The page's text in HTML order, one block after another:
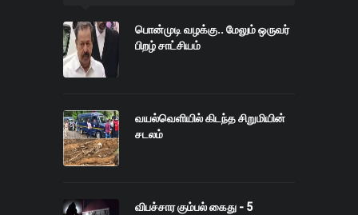
பொன்முடி வழக்கு.. மேலும் ஒருவர்
பிறழ் சாட்சியம்
வயல்வெளியில் கிடந்த சிறுமியின்
சடலம்
விபச்சார கும்பல் கைது - 5